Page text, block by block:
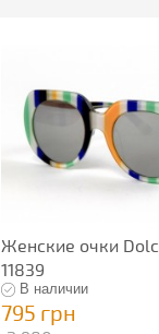
Женские очки
11839
В наличии
795 грн